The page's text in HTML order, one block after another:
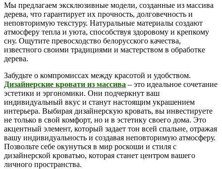
Мы предлагаем эксклюзивные модели, созданные из массива
дерева, что гарантирует их прочность, долговечность и
неповторимую текстуру. Натуральные материалы создают
атмосферу тепла и уюта, способствуя здоровому и крепкому
сну. Ощутите превосходство белорусского качества,
известного своими традициями и мастерством в обработке
дерева.
Забудьте о компромиссах между красотой и удобством.
Дизайнерские кровати из массива – это идеальное сочетание
эстетики и эргономики. Они подчеркнут ваш
индивидуальный вкус и станут настоящим украшением
интерьера. Выбирая дизайнерскую кровать, вы инвестируете
не только в свой комфорт, но и в эстетику своего дома. Это
акцентный элемент, который задает тон всей спальне, отражая
вашу индивидуальность и создавая неповторимую атмосферу.
Позвольте себе окунуться в мир роскоши и стиля с
дизайнерской кроватью, которая станет центром вашего
личного пространства.